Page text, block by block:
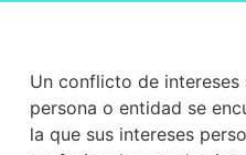
Un conflicto de intereses
persona o entidad se
la que sus intereses